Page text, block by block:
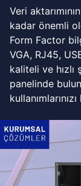
Veri
kadar önemli
Form Factor
VGA, RJ45,
kaliteli ve
panelinde